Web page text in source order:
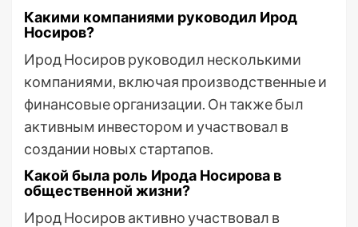
Какими компаниями руководил Ирод
Носиров?
Ирод Носиров руководил несколькими
компаниями, включая производственные и
финансовые организации. Он также был
активным инвестором и участвовал в
создании новых стартапов.
Какой была роль Ирода Носирова в
общественной жизни?
Ирод Носиров активно участвовал в